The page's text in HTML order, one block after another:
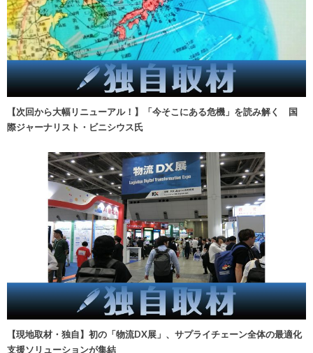
【次回から大幅リニューアル！】「今そこにある危機」を読み解く 国
際ジャーナリスト・ビニシウス氏
【現地取材・独自】初の「物流DX展」、サプライチェーン全体の最適化
支援ソリューションが集結